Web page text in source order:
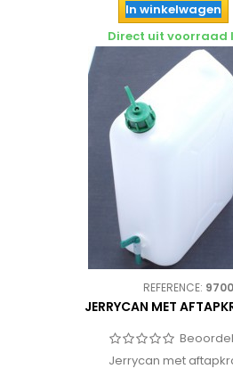
In winkelwagen
Direct uit voorraad
REFERENCE:
JERRYCAN MET
Jerrycan met